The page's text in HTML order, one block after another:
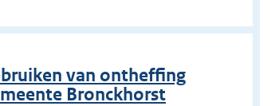
van ontheffing
Bronckhorst